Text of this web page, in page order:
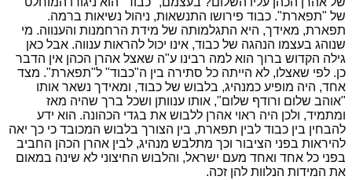
של "תפארת". כבוד פירושו התנשאות, ניהול נשיאות ברמה.
תפארת, מאידך, היא התגלמותה של מידת הרחמנות והענווה. מי
שנוהג בעצמו הנהגה של כבוד, אינו יכול להראות ענווה. אבל כאן
גילה הקדוש ברוך הוא למה רבינו ע"ה שאצל אהרן הכהן אין הדבר
כן. לפי שאצלו, לא הייתה כל סתירה בין ה"כבוד" ל"תפארת". מצד
אחד, היה מופיע כמנהיג, בלבוש של כבוד, ומאידך נשאר אותו
"אוהב שלום ורודף שלום", אותו ענוותן ושכל ברך שהיה מאז
ומתמיד, ולכן היה ראוי אהרן ללבוש את בגדי הכהונה. הוא ידע
להבחין בין כבוד לבין תפארת, בין הצורך בלבוש המכובד כי כך יאה
להיראות בפני הציבור וכך מתלבש מנהיג, לבין אהרן הכהן החביב
בפני כל אחד ואחד מעם ישראל, והלבוש החיצוני לא שינה במאום
את המידות הנלוות להן זכה.